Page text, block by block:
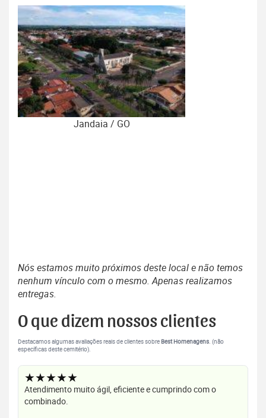
Jandaia / GO
Nós estamos muito próximos deste local e não temos
nenhum vínculo com o mesmo. Apenas realizamos
entregas.
O que dizem nossos clientes
Destacamos algumas avaliações reais de clientes sobreBest Homenagens. (não
específicas deste cemitério).
★★★★★
Atendimento muito ágil, eficiente e cumprindo com o
combinado.